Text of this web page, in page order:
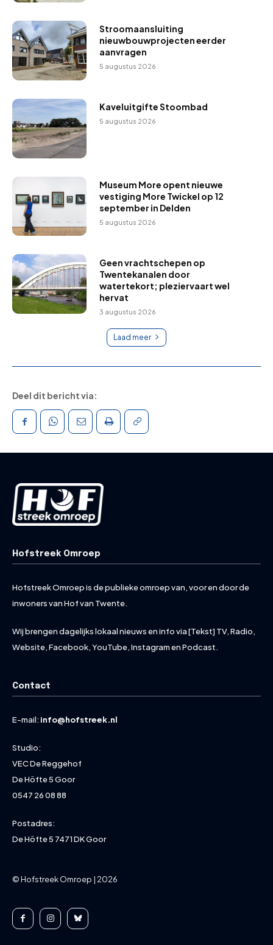
Stroomaansluiting
nieuwbouwprojecten eerder
aanvragen
5 augustus 2026
Kaveluitgifte Stoombad
5 augustus 2026
Museum More opent nieuwe
vestiging More Twickel op 12
september in Delden
5 augustus 2026
Geen vrachtschepen op
Twentekanalen door
watertekort; pleziervaart wel
hervat
3 augustus 2026
Laad meer
Deel dit bericht via:
Hofstreek Omroep
Hofstreek Omroep is de publieke omroep van, voor en door de
inwoners van Hof van Twente.
Wij brengen dagelijks lokaal nieuws en info via [Tekst] TV, Radio,
Website, Facebook, YouTube, Instagram en Podcast.
Contact
E-mail: info@hofstreek.nl
Studio:
VEC De Reggehof
De Höfte 5 Goor
0547 26 08 88
Postadres:
De Höfte 5 7471 DK Goor
© Hofstreek Omroep | 2026